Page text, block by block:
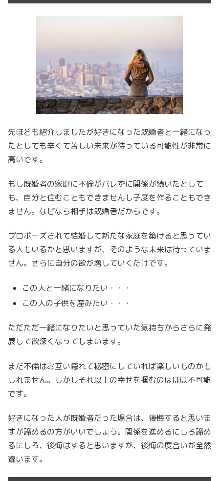
先ほども紹介しましたが好きになった既婚者と一緒になっ
たとしても辛くて苦しい未来が待っている可能性が非常に
高いです。
もし既婚者の家庭に不倫がバレずに関係が続いたとして
も、自分と住むこともできませんし子度を作ることもでき
ません。なぜなら相手は既婚者だからです。
プロポーズされて結婚して新たな家庭を築けると思ってい
る人もいるかと思いますが、そのような未来は待っていま
せん。さらに自分の欲が増していくだけです。
この人と一緒になりたい・・・
この人の子供を産みたい・・・
ただただ一緒になりたいと思っていた気持ちからさらに発
展して欲深くなってしまいます。
まだ不倫はお互い隠れて秘密にしていれば楽しいものかも
しれません。しかしそれ以上の幸せを掴むのはほぼ不可能
です。
好きになった人が既婚者だった場合は、後悔すると思いま
すが諦めるの方がいいでしょう。関係を進めるにしろ諦め
るにしろ、後悔はすると思いますが、後悔の度合いが全然
違います。